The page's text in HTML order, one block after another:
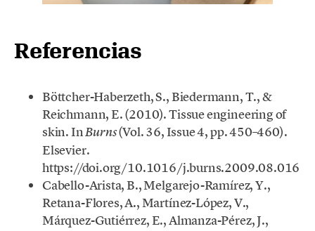
Referencias
Böttcher-Haberzeth, S., Biedermann, T., &
Reichmann, E. (2010). Tissue engineering of
skin. InBurns(Vol. 36, Issue 4, pp. 450–460).
Elsevier.
https://doi.org/10.1016/j.burns.2009.08.016
Cabello-Arista, B., Melgarejo-Ramírez, Y.,
Retana-Flores, A., Martínez-López, V.,
Márquez-Gutiérrez, E., Almanza-Pérez, J.,